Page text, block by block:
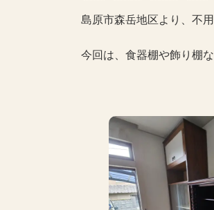
島原市森岳地区より、不
今回は、食器棚や飾り棚